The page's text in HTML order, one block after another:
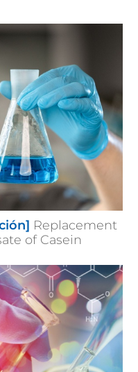
Replacement
of Casein